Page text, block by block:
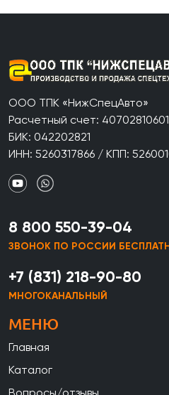
ООО ТПК «НижСпецАвто»
Расчетный счет:
БИК: 042202821
ИНН: 5260317866 / КПП:
8 800 550-39-04
ЗВОНОК ПО РОССИИ
+7 (831) 218-90-80
МНОГОКАНАЛЬНЫЙ
МЕНЮ
Главная
Каталог